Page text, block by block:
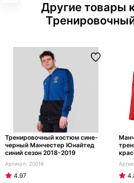
Другие товары
Тренировочный костюм сине-
черный Манчестер Юнайтед
синий сезон 2018-2019
20016
4.97